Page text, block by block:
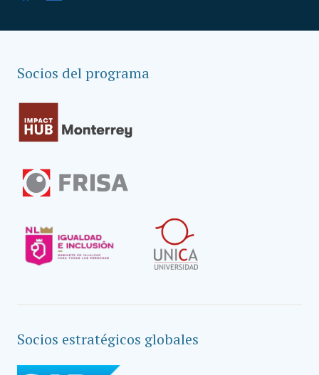
Socios del programa
Socios estratégicos globales